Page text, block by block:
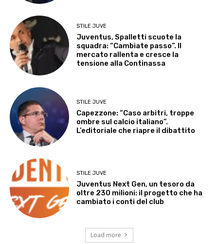
STILE JUVE
Juventus, Spalletti scuote la
squadra: “Cambiate passo”. Il
mercato rallenta e cresce la
tensione alla Continassa
STILE JUVE
Capezzone: “Caso arbitri, troppe
ombre sul calcio italiano”.
L’editoriale che riapre il dibattito
STILE JUVE
Juventus Next Gen, un tesoro da
oltre 230 milioni: il progetto che ha
cambiato i conti del club
Load more